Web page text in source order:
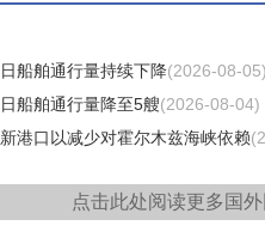
船舶通行量持续下降(2026-08-05)
船舶通行量降至5艘(2026-08-04)
港口以减少对霍尔木兹海峡依赖
点击此处阅读更多 国